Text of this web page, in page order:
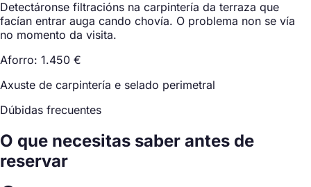
Detectáronse filtracións na carpintería da terraza que
facían entrar auga cando chovía. O problema non se vía
no momento da visita.
Aforro: 1.450 €
Axuste de carpintería e selado perimetral
Dúbidas frecuentes
O que necesitas saber antes de
reservar